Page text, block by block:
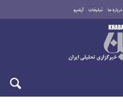
درباره ما تبلیغات آرشیو